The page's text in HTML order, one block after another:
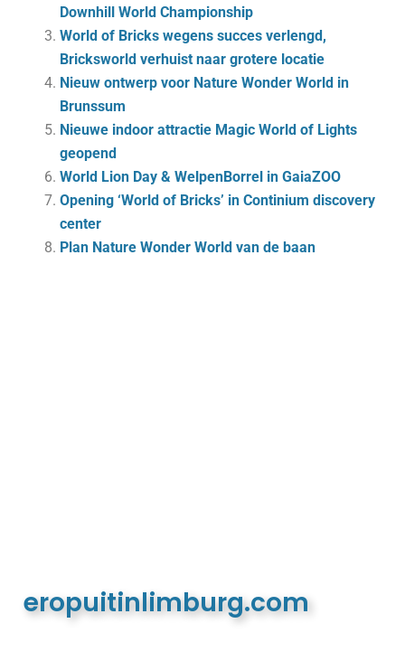
Downhill World Championship
World of Bricks wegens succes verlengd,
Bricksworld verhuist naar grotere locatie
Nieuw ontwerp voor Nature Wonder World in
Brunssum
Nieuwe indoor attractie Magic World of Lights
geopend
World Lion Day & WelpenBorrel in GaiaZOO
Opening ‘World of Bricks’ in Continium discovery
center
Plan Nature Wonder World van de baan
eropuitinlimburg.com